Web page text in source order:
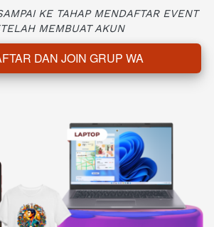
KE TAHAP MENDAFTAR EVENT
MEMBUAT AKUN
DAN JOIN GRUP WA